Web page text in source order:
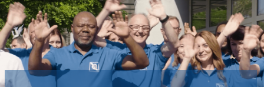
> 2025 > Januar > 21. > Alle Unternehmenbereiche > Produktion